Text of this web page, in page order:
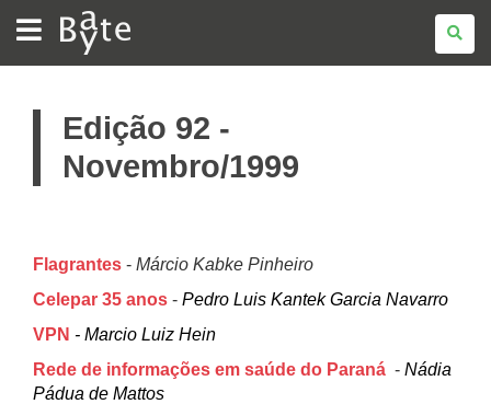
BATE
BYTE
Edição 92 -
Novembro/1999
Flagrantes - Márcio Kabke Pinheiro
Celepar 35 anos - Pedro Luis Kantek Garcia Navarro
VPN - Marcio Luiz Hein
Rede de informações em saúde do Paraná - Nádia
Pádua de Mattos